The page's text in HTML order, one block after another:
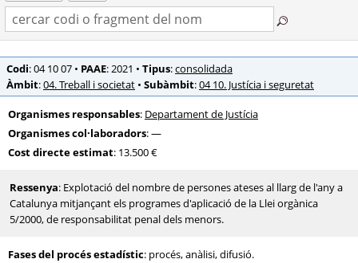
Codi: 04 10 07 • PAAE: 2021 • Tipus:consolidada
Àmbit:04. Treball i societat • Subàmbit:04 10. Justícia i seguretat
Organismes responsables: Departament de Justícia
Organismes col·laboradors: —
Cost directe estimat: 13.500 €
Ressenya: Explotació del nombre de persones ateses al llarg de l'any a
Catalunya mitjançant els programes d'aplicació de la Llei orgànica
5/2000, de responsabilitat penal dels menors.
Fases del procés estadístic: procés, anàlisi, difusió.